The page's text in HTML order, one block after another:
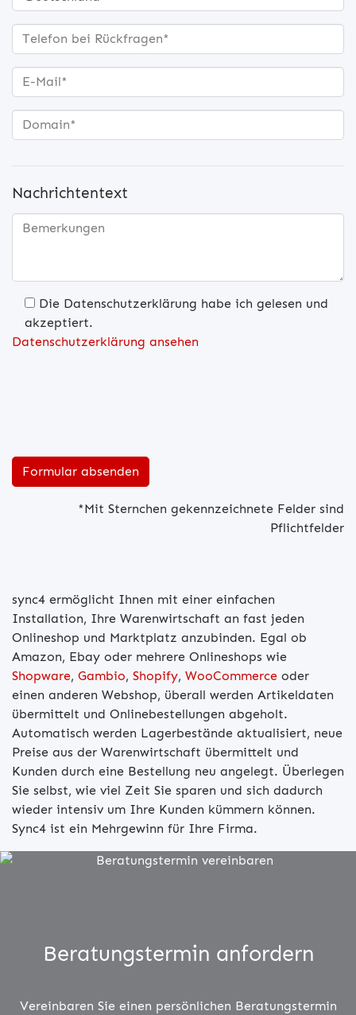
Nachrichtentext
Die Datenschutzerklärung habe ich gelesen und
akzeptiert.
Datenschutzerklärung ansehen
Bitte lasse dieses Feld leer.
*Mit Sternchen gekennzeichnete Felder sind
Pflichtfelder
sync4 ermöglicht Ihnen mit einer einfachen
Installation, Ihre Warenwirtschaft an fast jeden
Onlineshop und Marktplatz anzubinden. Egal ob
Amazon, Ebay oder mehrere Onlineshops wie
Shopware, Gambio, Shopify, WooCommerce oder
einen anderen Webshop, überall werden Artikeldaten
übermittelt und Onlinebestellungen abgeholt.
Automatisch werden Lagerbestände aktualisiert, neue
Preise aus der Warenwirtschaft übermittelt und
Kunden durch eine Bestellung neu angelegt. Überlegen
Sie selbst, wie viel Zeit Sie sparen und sich dadurch
wieder intensiv um Ihre Kunden kümmern können.
Sync4 ist ein Mehrgewinn für Ihre Firma.
Beratungstermin anfordern
Vereinbaren Sie einen persönlichen Beratungstermin